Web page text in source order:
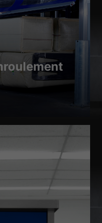
à ces contenus ne nécessite
du cookie
confidentialité